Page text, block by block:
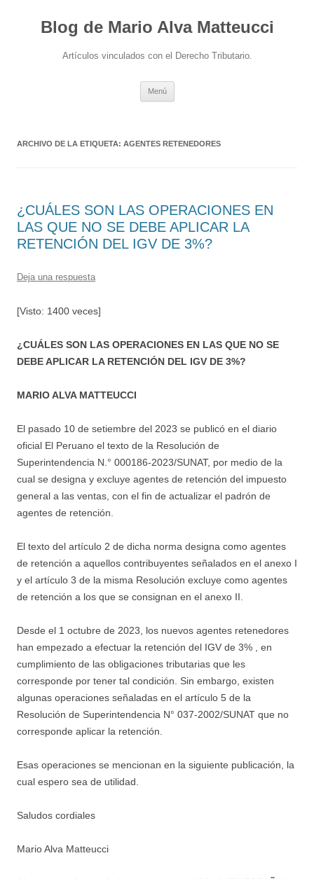
Blog de Mario Alva Matteucci
Artículos vinculados con el Derecho Tributario.
Menú
ARCHIVO DE LA ETIQUETA: AGENTES RETENEDORES
¿CUÁLES SON LAS OPERACIONES EN
LAS QUE NO SE DEBE APLICAR LA
RETENCIÓN DEL IGV DE 3%?
Deja una respuesta
[Visto: 1400 veces]
¿CUÁLES SON LAS OPERACIONES EN LAS QUE NO SE
DEBE APLICAR LA RETENCIÓN DEL IGV DE 3%?
MARIO ALVA MATTEUCCI
El pasado 10 de setiembre del 2023 se publicó en el diario
oficial El Peruano el texto de la Resolución de
Superintendencia N.° 000186-2023/SUNAT, por medio de la
cual se designa y excluye agentes de retención del impuesto
general a las ventas, con el fin de actualizar el padrón de
agentes de retención.
El texto del artículo 2 de dicha norma designa como agentes
de retención a aquellos contribuyentes señalados en el anexo I
y el artículo 3 de la misma Resolución excluye como agentes
de retención a los que se consignan en el anexo II.
Desde el 1 octubre de 2023, los nuevos agentes retenedores
han empezado a efectuar la retención del IGV de 3% , en
cumplimiento de las obligaciones tributarias que les
corresponde por tener tal condición. Sin embargo, existen
algunas operaciones señaladas en el artículo 5 de la
Resolución de Superintendencia N° 037-2002/SUNAT que no
corresponde aplicar la retención.
Esas operaciones se mencionan en la siguiente publicación, la
cual espero sea de utilidad.
Saludos cordiales
Mario Alva Matteucci